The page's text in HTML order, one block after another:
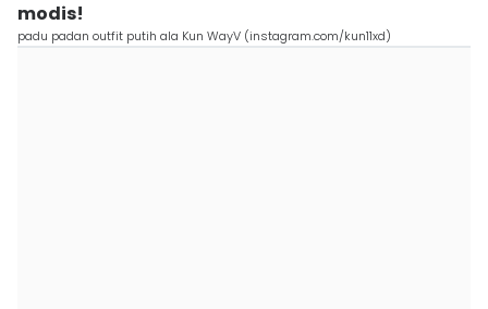
modis!
padu padan outfit putih ala Kun WayV (instagram.com/kun11xd)